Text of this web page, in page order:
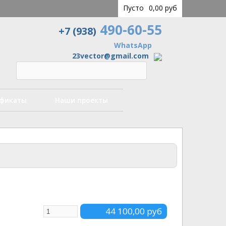
Пусто 0,00 руб
+7 (938) 490-60-55
WhatsApp
23vector@gmail.com